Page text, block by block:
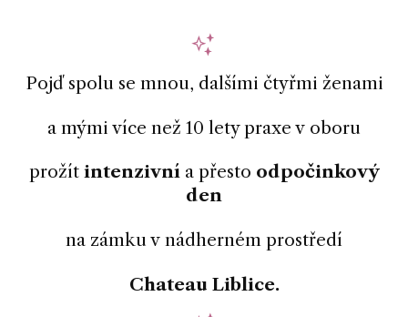
Pojď spolu se mnou, dalšími čtyřmi ženami
a mými více než 10 lety praxe v oboru
prožít intenzivní a přesto odpočinkový
den
na zámku v nádherném prostředí
Chateau Liblice.